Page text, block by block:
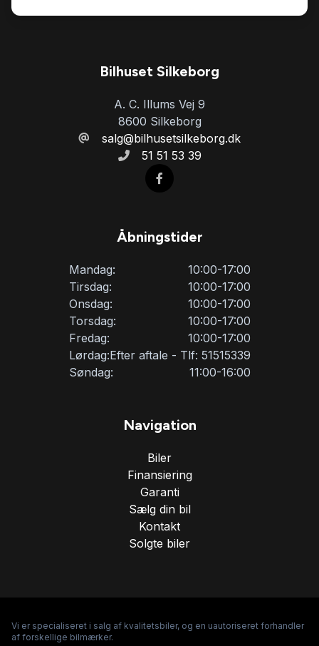
Bilhuset Silkeborg
A. C. Illums Vej 9
8600 Silkeborg
salg@bilhusetsilkeborg.dk
51 51 53 39
Åbningstider
Mandag:
10:00-17:00
Tirsdag:
10:00-17:00
Onsdag:
10:00-17:00
Torsdag:
10:00-17:00
Fredag:
10:00-17:00
Lørdag:Efter aftale - Tlf: 51515339
Søndag:
11:00-16:00
Navigation
Biler
Finansiering
Garanti
Sælg din bil
Kontakt
Solgte biler
Vi er specialiseret i salg af kvalitetsbiler, og en uautoriseret forhandler
af forskellige bilmærker.